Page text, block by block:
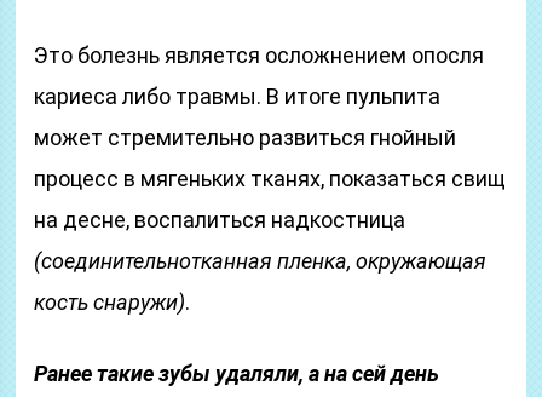
Это болезнь является осложнением опосля
кариеса либо травмы. В итоге пульпита
может стремительно развиться гнойный
процесс в мягеньких тканях, показаться свищ
на десне, воспалиться надкостница
(соединительнотканная пленка, окружающая
кость снаружи).
Ранее такие зубы удаляли, а на сей день